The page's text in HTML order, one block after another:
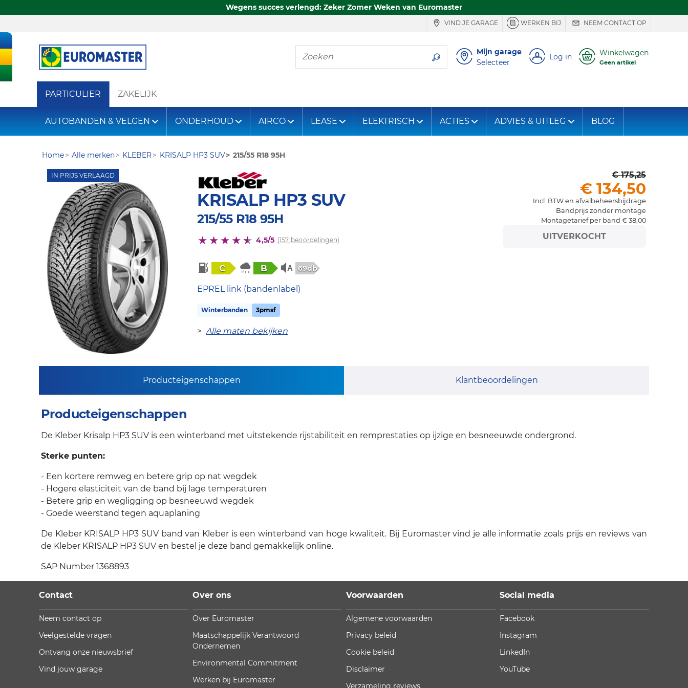
Wegens succes verlengd: Zeker Zomer Weken van Euromaster
VIND JE GARAGE WERKEN BIJ NEEM CONTACT OP
Zoeken
Mijn garage
Selecteer
Log in Winkelwagen
Geen artikel
PARTICULIER ZAKELIJK
AUTOBANDEN & VELGEN ONDERHOUD AIRCO LEASE ELEKTRISCH ACTIES ADVIES & UITLEG BLOG
Home Alle merken KLEBER KRISALP HP3 SUV 215/55 R18 95H
IN PRIJS VERLAAGD
KRISALP HP3 SUV
215/55 R18 95H
4,5/5 (157 beoordelingen)
C B 69db
EPREL link (bandenlabel)
Winterbanden 3pmsf
>Alle maten bekijken
€ 175,25
€ 134,50
Incl. BTW en afvalbeheersbijdrage
Bandprijs zonder montage
Montagetarief per band € 38,00
UITVERKOCHT
Producteigenschappen Klantbeoordelingen
Producteigenschappen
De Kleber Krisalp HP3 SUV is een winterband met uitstekende rijstabiliteit en remprestaties op ijzige en besneeuwde ondergrond.
Sterke punten:
- Een kortere remweg en betere grip op nat wegdek
- Hogere elasticiteit van de band bij lage temperaturen
- Betere grip en wegligging op besneeuwd wegdek
- Goede weerstand tegen aquaplaning
De Kleber KRISALP HP3 SUV band van Kleber is een winterband van hoge kwaliteit. Bij Euromaster vind je alle informatie zoals prijs en reviews van
de Kleber KRISALP HP3 SUV en bestel je deze band gemakkelijk online.
SAP Number 1368893
Contact
Neem contact op
Veelgestelde vragen
Ontvang onze nieuwsbrief
Vind jouw garage
Over ons
Over Euromaster
Maatschappelijk Verantwoord
Ondernemen
Environmental Commitment
Werken bij Euromaster
Voorwaarden
Algemene voorwaarden
Privacy beleid
Cookie beleid
Disclaimer
Verzameling reviews
Social media
Facebook
Instagram
LinkedIn
YouTube